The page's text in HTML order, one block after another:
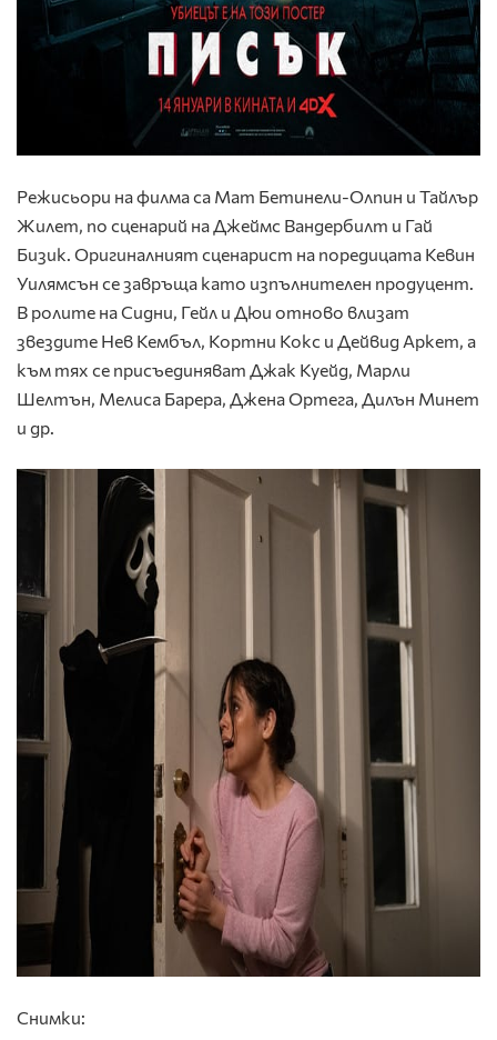
Режисьори на филма са Мат Бетинели-Олпин и Тайлър
Жилет, по сценарий на Джеймс Вандербилт и Гай
Бизик. Оригиналният сценарист на поредицата Кевин
Уилямсън се завръща като изпълнителен продуцент.
В ролите на Сидни, Гейл и Дюи отново влизат
звездите Нев Кембъл, Кортни Кокс и Дейвид Аркет, а
към тях се присъединяват Джак Куейд, Марли
Шелтън, Мелиса Барера, Джена Ортега, Дилън Минет
и др.
Снимки: